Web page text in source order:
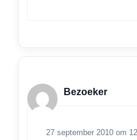
Bezoeker
27 september 2010 om